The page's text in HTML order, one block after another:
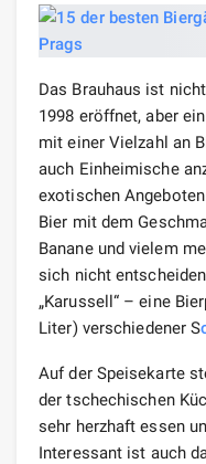
Das Brauhaus ist
1998 eröffnet, aber
mit einer Vielzahl an
auch Einheimische
exotischen
Bier mit dem
Banane und vielem
sich nicht
„Karussell“ – eine
Liter) verschiedener S
Auf der Speisekarte
der tschechischen
sehr herzhaft essen
Interessant ist auch